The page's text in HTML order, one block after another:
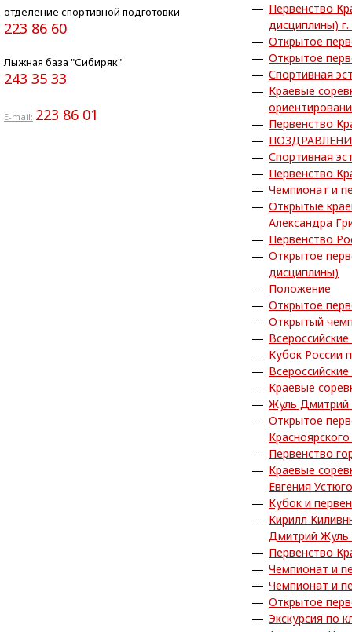
отделение спортивной подготовки
223 86 60
Лыжная база "Сибиряк"
243 35 33
E-mail: 223 86 01
Первенство
дисциплины)
Открытое
Открытое
Спортивная
Краевые
Первенство
Спортивная
Первенство
Чемпионат и
Открытые
Александра
Первенство
Открытое
дисциплины)
Положение
Открытое
Открытый
Кубок России
Краевые
Жуль Дмитрий
Открытое
Первенство
Краевые
Евгения
Кубок и
Кирилл
Дмитрий Жуль
Первенство
Чемпионат и
Чемпионат и
Открытое
Экскурсия по